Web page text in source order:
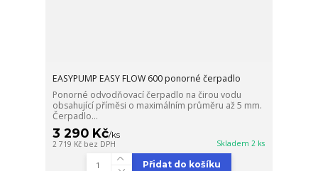
EASYPUMP EASY FLOW 600 ponorné čerpadlo
Ponorné odvodňovací čerpadlo na čirou vodu
obsahující příměsi o maximálním průměru až 5 mm.
Čerpadlo...
3 290 Kč/ks
2 719 Kč bez DPH Skladem 2 ks
Přidat do košíku